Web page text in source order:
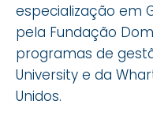
especialização em
pela Fundação
programas de
University e da
Unidos.